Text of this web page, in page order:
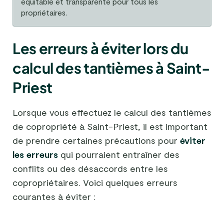
propriétaires.
Les erreurs à éviter lors du
calcul des tantièmes à Saint-
Priest
Lorsque vous effectuez le calcul des tantièmes
de copropriété à Saint-Priest, il est important
de prendre certaines précautions pour éviter
les erreurs qui pourraient entraîner des
conflits ou des désaccords entre les
copropriétaires. Voici quelques erreurs
courantes à éviter :